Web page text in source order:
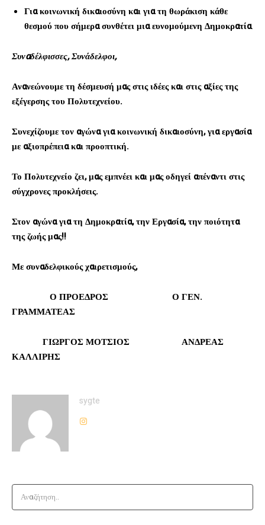
Για κοινωνική δικαιοσύνη και για τη θωράκιση κάθε
θεσμού που σήμερα συνθέτει μια ευνομούμενη Δημοκρατία.
Συναδέλφισσες, Συνάδελφοι,
Ανανεώνουμε τη δέσμευσή μας στις ιδέες και στις αξίες της
εξέγερσης του Πολυτεχνείου.
Συνεχίζουμε τον αγώνα για κοινωνική δικαιοσύνη, για εργασία
με αξιοπρέπεια και προοπτική.
Το Πολυτεχνείο ζει, μας εμπνέει και μας οδηγεί απέναντι στις
σύγχρονες προκλήσεις.
Στον αγώνα για τη Δημοκρατία, την Εργασία, την ποιότητα
της ζωής μας!!
Με συναδελφικούς χαιρετισμούς,
Ο ΠΡΟΕΔΡΟΣ Ο ΓΕΝ.
ΓΡΑΜΜΑΤΕΑΣ
ΓΙΩΡΓΟΣ ΜΟΤΣΙΟΣ ΑΝΔΡΕΑΣ
ΚΑΛΛΙΡΗΣ
sygte
Αναζήτηση..